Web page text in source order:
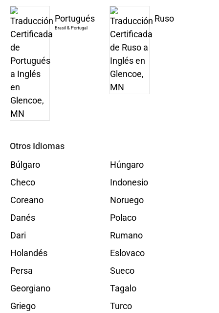
Portugués
Brasil & Portugal
Ruso
Otros Idiomas
Búlgaro
Checo
Coreano
Danés
Dari
Holandés
Persa
Georgiano
Griego
Húngaro
Indonesio
Noruego
Polaco
Rumano
Eslovaco
Sueco
Tagalo
Turco